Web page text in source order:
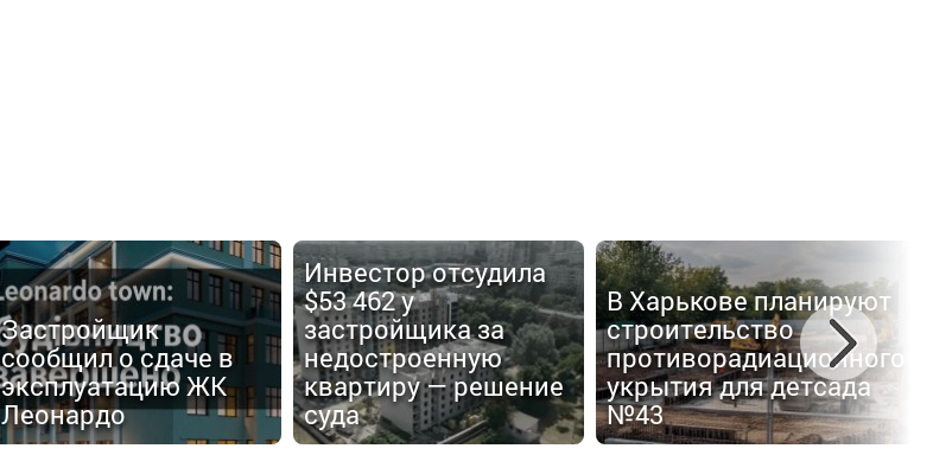
Застройщик
сообщил о сдаче в
эксплуатацию ЖК
Леонардо
Инвестор отсудила
$53 462 у
застройщика за
недостроенную
квартиру — решение
суда
В Харькове планируют
строительство
противорадиационного
укрытия для детсада
№43